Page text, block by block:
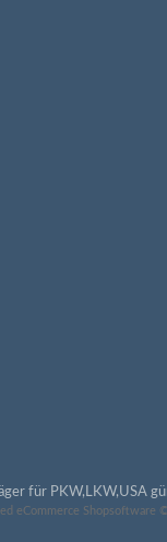
für PKW,LKW,USA
eCommerce Shopsoftware